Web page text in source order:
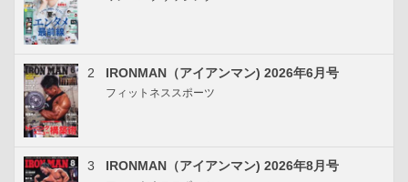
2 IRONMAN（アイアンマン) 2026年6月号
フィットネススポーツ
3 IRONMAN（アイアンマン) 2026年8月号